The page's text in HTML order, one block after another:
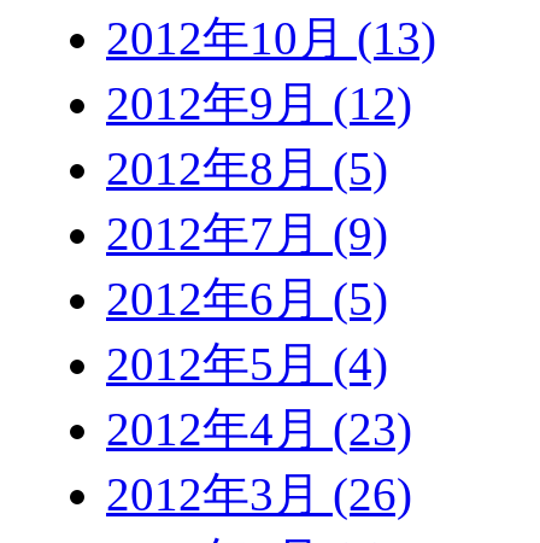
2012年10月 (13)
2012年9月 (12)
2012年8月 (5)
2012年7月 (9)
2012年6月 (5)
2012年5月 (4)
2012年4月 (23)
2012年3月 (26)